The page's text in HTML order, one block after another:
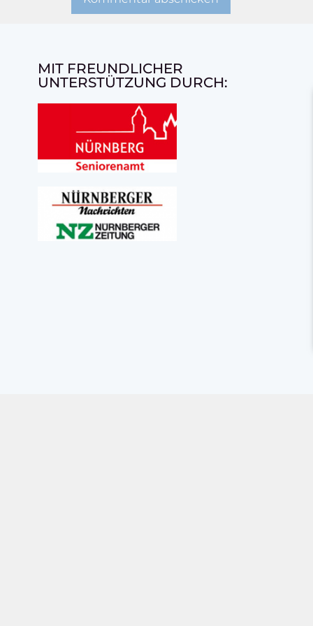
MIT FREUNDLICHER
UNTERSTÜTZUNG DURCH: